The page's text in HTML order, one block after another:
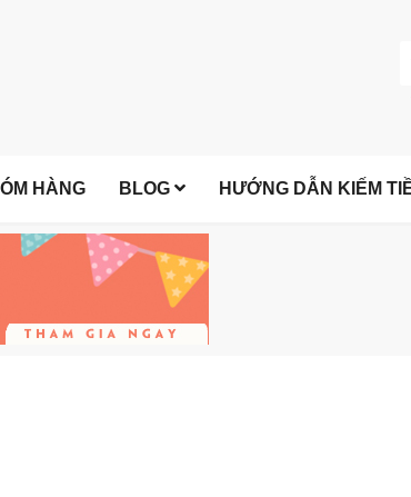
HÀNG BLOG HƯỚNG DẪN KIẾM